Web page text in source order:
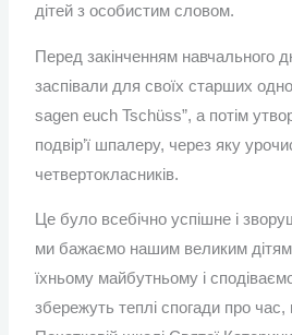
дітей з особистим словом.
Перед закінченням навчального
заспівали для своїх старших
sagen euch Tschüss”, а потім
подвір’ї шпалеру, через яку
четвертокласників.
Це було всебічно успішне і
ми бажаємо нашим великим дітям
їхньому майбутньому і
збережуть теплі спогади про